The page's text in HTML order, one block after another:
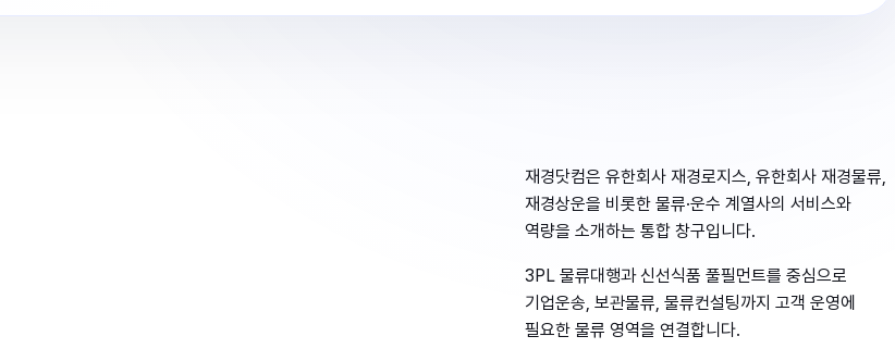
재경닷컴은 유한회사 재경로지스, 유한회사 재경물류,
재경상운을 비롯한 물류·운수 계열사의 서비스와
역량을 소개하는 통합 창구입니다.
3PL 물류대행과 신선식품 풀필먼트를 중심으로
기업운송, 보관물류, 물류컨설팅까지 고객 운영에
필요한 물류 영역을 연결합니다.